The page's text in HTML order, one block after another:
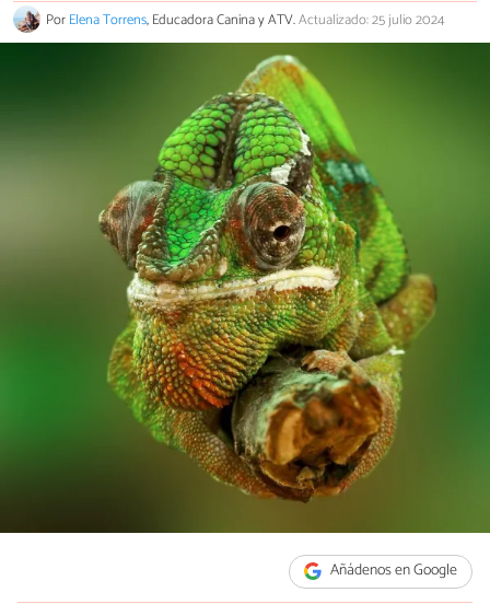
PorElena Torrens, Educadora Canina y ATV.Actualizado: 25 julio 2024
Añádenos en Google